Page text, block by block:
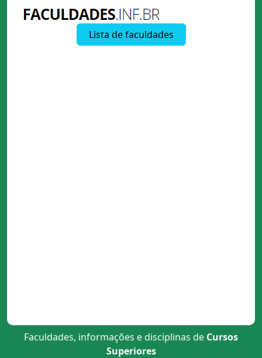
Lista de faculdades
Faculdades, informações e disciplinas de Cursos
Superiores